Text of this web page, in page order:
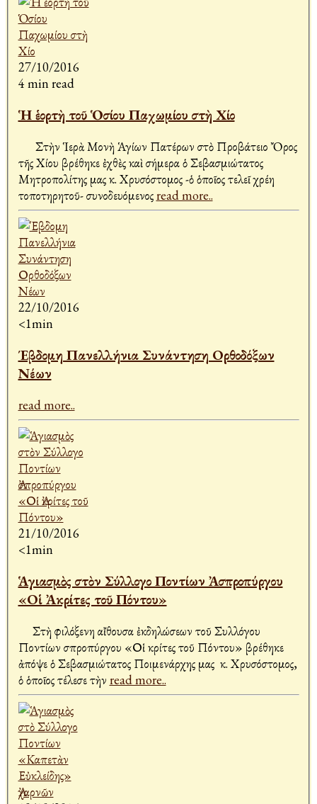
27/10/2016
4 min read
Ἡ ἑορτὴ τοῦ Ὁσίου Παχωμίου στὴ Χίο
Στὴν Ἱερὰ Μονὴ Ἁγίων Πατέρων στὸ Προβάτειο Ὄρος
τῆς Χίου βρέθηκε ἐχθὲς καὶ σήμερα ὁ Σεβασμιώτατος
Μητροπολίτης μας κ. Χρυσόστομος -ὁ ὁποῖος τελεῖ χρέη
τοποτηρητοῦ- συνοδευόμενοςread more..
22/10/2016
<1min
Έβδομη Πανελλήνια Συνάντηση Ορθοδόξων
Νέων
read more..
21/10/2016
<1min
Ἁγιασμὸς στὸν Σύλλογο Ποντίων Ἀσπροπύργου
«Οἱ Ἀκρίτες τοῦ Πόντου»
Στὴ φιλόξενη αἴθουσα ἐκδηλώσεων τοῦ Συλλόγου
Ποντίων Ἀσπροπύργου «Οἱ Ἀκρίτες τοῦ Πόντου» βρέθηκε
ἀπόψε ὁ Σεβασμιώτατος Ποιμενάρχης μας κ. Χρυσόστομος,
ὁ ὁποῖος τέλεσε τὴν read more..